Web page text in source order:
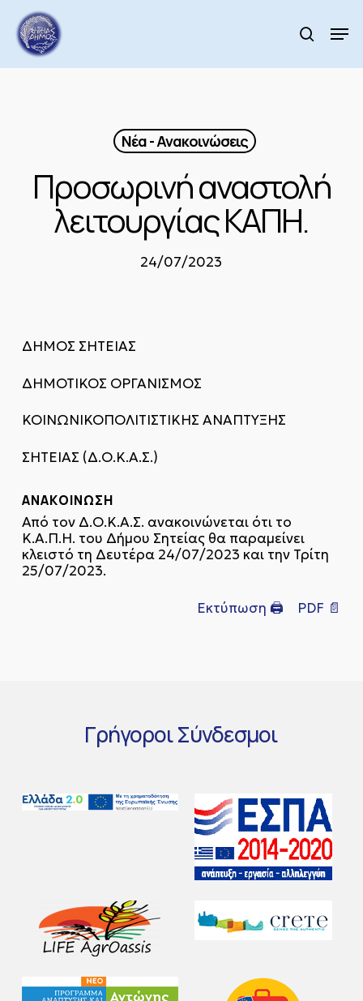
main
content
search
Νέα - Ανακοινώσεις
Προσωρινή αναστολή
λειτουργίας ΚΑΠΗ.
24/07/2023
ΔΗΜΟΣ ΣΗΤΕΙΑΣ
ΔΗΜΟΤΙΚΟΣ ΟΡΓΑΝΙΣΜΟΣ
ΚΟΙΝΩΝΙΚΟΠΟΛΙΤΙΣΤΙΚΗΣ ΑΝΑΠΤΥΞΗΣ
ΣΗΤΕΙΑΣ (Δ.Ο.Κ.Α.Σ.)
Α Ν Α Κ Ο Ι Ν Ω Σ Η
Από τον Δ.Ο.Κ.Α.Σ. ανακοινώνεται ότι το
Κ.Α.Π.Η. του Δήμου Σητείας θα παραμείνει
κλειστό τη Δευτέρα 24/07/2023 και την Τρίτη
25/07/2023.
Εκτύπωση 🖨 PDF 📄
ΓρήγοροιΣύνδεσμοι
Menu